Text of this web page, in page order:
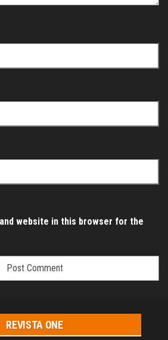
website in this browser for the
REVISTA ONE